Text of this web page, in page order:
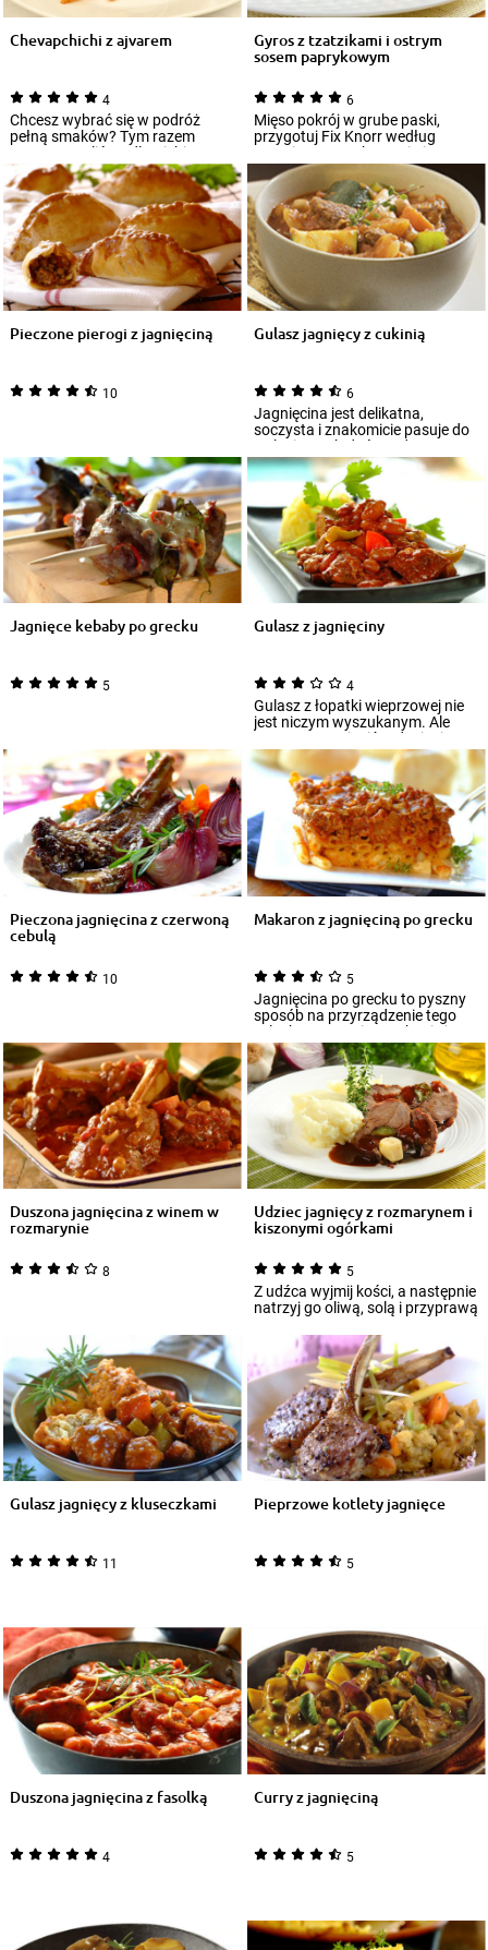
Chevapchichi z ajvarem
4
Chcesz wybrać się w podróż
pełną smaków? Tym razem
przygotowaliśmy dla Ciebie
recepturę na bałkań...
Gyros z tzatzikami i ostrym
sosem paprykowym
6
Mięso pokrój w grube paski,
przygotuj Fix Knorr według
przepisu na opakowaniu i
zamarynuj w nim m...
Pieczone pierogi z jagnięciną
10
Gulasz jagnięcy z cukinią
6
Jagnięcina jest delikatna,
soczysta i znakomicie pasuje do
wykwintnych dań. Godną
polecenia potra...
Jagnięce kebaby po grecku
5
Gulasz z jagnięciny
4
Gulasz z łopatki wieprzowej nie
jest niczym wyszukanym. Ale
wystarczy zmienić rodzaj mięsa
na dzi...
Pieczona jagnięcina z czerwoną
cebulą
10
Makaron z jagnięciną po grecku
5
Jagnięcina po grecku to pyszny
sposób na przyrządzenie tego
szlachetnego mięsa. Chociaż w
Polsce...
Duszona jagnięcina z winem w
rozmarynie
8
Udziec jagnięcy z rozmarynem i
kiszonymi ogórkami
5
Z udźca wyjmij kości, a następnie
natrzyj go oliwą, solą i przyprawą
Gulasz jagnięcy z kluseczkami
11
Pieprzowe kotlety jagnięce
5
Duszona jagnięcina z fasolką
4
Curry z jagnięciną
5